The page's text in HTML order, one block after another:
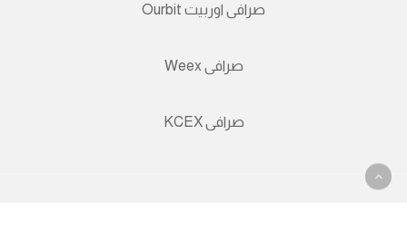
صرافی اوربیت Ourbit
صرافی Weex
صرافی KCEX